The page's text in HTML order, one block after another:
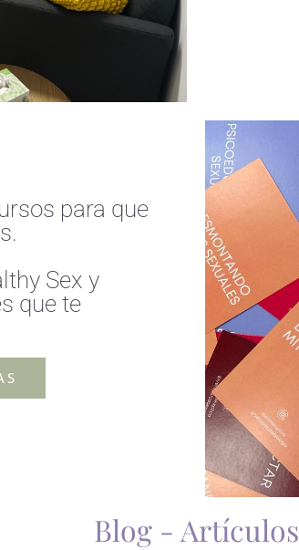
para que
Sex y
que te
Blog - Artículos